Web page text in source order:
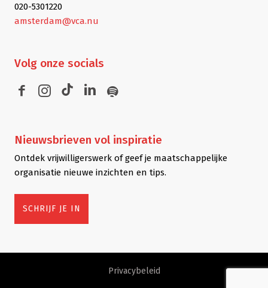
020-5301220
amsterdam@vca.nu
Volg onze socials
Nieuwsbrieven vol inspiratie
Ontdek vrijwilligerswerk of geef je maatschappelijke
organisatie nieuwe inzichten en tips.
SCHRIJF JE IN
Privacybeleid